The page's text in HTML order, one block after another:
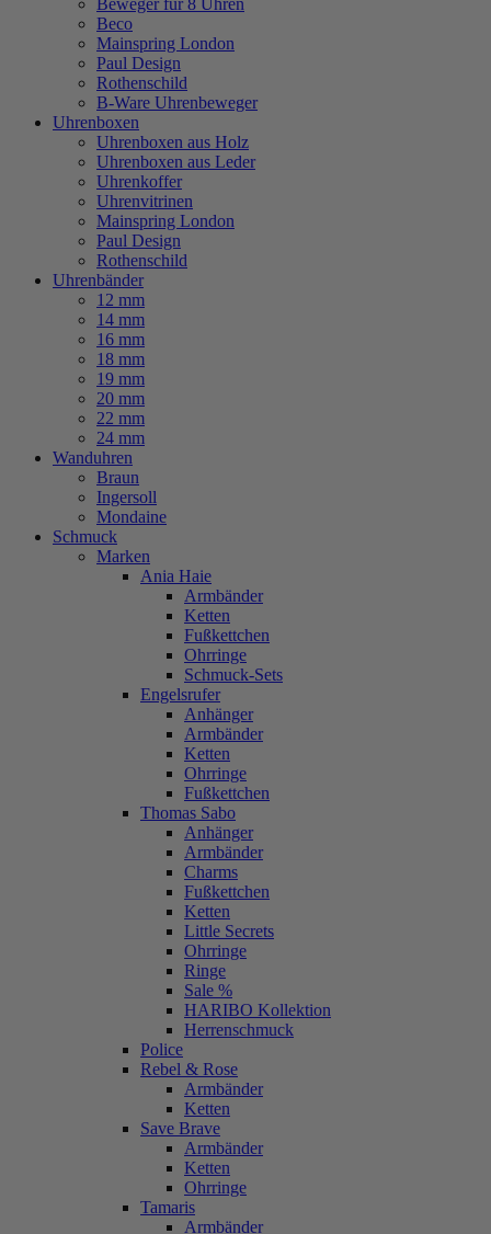
Beweger für 8 Uhren
Beco
Mainspring London
Paul Design
Rothenschild
B-Ware Uhrenbeweger
Uhrenboxen
Uhrenboxen aus Holz
Uhrenboxen aus Leder
Uhrenkoffer
Uhrenvitrinen
Mainspring London
Paul Design
Rothenschild
Uhrenbänder
12 mm
14 mm
16 mm
18 mm
19 mm
20 mm
22 mm
24 mm
Wanduhren
Braun
Ingersoll
Mondaine
Schmuck
Marken
Ania Haie
Armbänder
Ketten
Fußkettchen
Ohrringe
Schmuck-Sets
Engelsrufer
Anhänger
Armbänder
Ketten
Ohrringe
Fußkettchen
Thomas Sabo
Anhänger
Armbänder
Charms
Fußkettchen
Ketten
Little Secrets
Ohrringe
Ringe
Sale %
HARIBO Kollektion
Herrenschmuck
Police
Rebel & Rose
Armbänder
Ketten
Save Brave
Armbänder
Ketten
Ohrringe
Tamaris
Armbänder